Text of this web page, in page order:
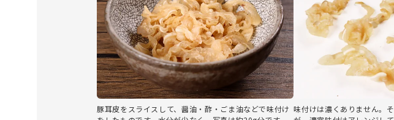
豚耳皮をスライスして、醤油・酢・ごま油などで味付け 味付けは濃くありません。